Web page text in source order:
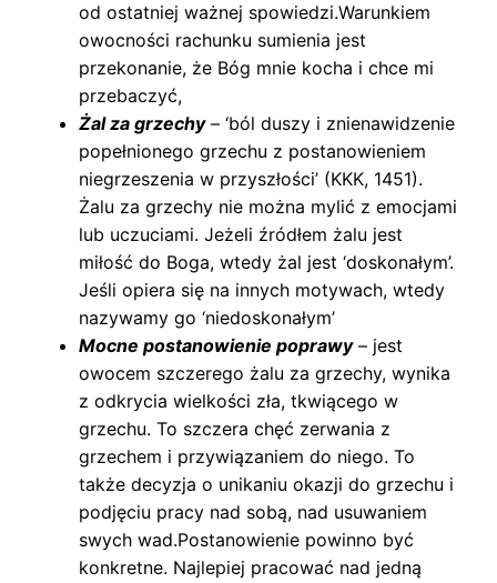
od ostatniej ważnej spowiedzi.Warunkiem
owocności rachunku sumienia jest
przekonanie, że Bóg mnie kocha i chce mi
przebaczyć,
Żal za grzechy– ‘ból duszy i znienawidzenie
popełnionego grzechu z postanowieniem
niegrzeszenia w przyszłości’ (KKK, 1451).
Żalu za grzechy nie można mylić z emocjami
lub uczuciami. Jeżeli źródłem żalu jest
miłość do Boga, wtedy żal jest ‘doskonałym’.
Jeśli opiera się na innych motywach, wtedy
nazywamy go ‘niedoskonałym’
Mocne postanowienie poprawy– jest
owocem szczerego żalu za grzechy, wynika
z odkrycia wielkości zła, tkwiącego w
grzechu. To szczera chęć zerwania z
grzechem i przywiązaniem do niego. To
także decyzja o unikaniu okazji do grzechu i
podjęciu pracy nad sobą, nad usuwaniem
swych wad.Postanowienie powinno być
konkretne. Najlepiej pracować nad jedną